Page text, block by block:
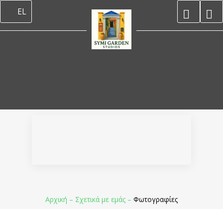
EL
Αρχική – Σχετικά με εμάς – Φωτογραφίες